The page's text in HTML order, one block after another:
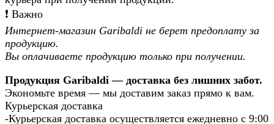
❗️ Важно
Интернет-магазин Garibaldi не берет предоплату за
продукцию.
Вы оплачиваете продукцию только при получении.
Продукция Garibaldi — доставка без лишних забот.
Экономьте время — мы доставим заказ прямо к вам.
Курьерская доставка
-Курьерская доставка осуществляется ежедневно с 9:00